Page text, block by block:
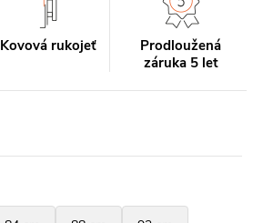
Kovová rukojeť
Prodloužená
záruka 5 let